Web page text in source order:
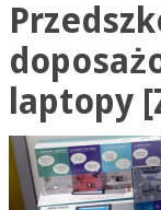
laptopy